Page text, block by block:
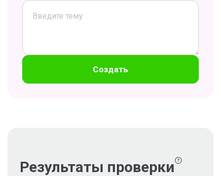
Создать
Результаты проверки